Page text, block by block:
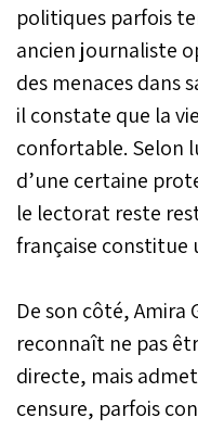
politiques parfois
ancien journaliste
des menaces dans
il constate que la
confortable. Selon
d’une certaine
le lectorat reste
française constitue
De son côté, Amira
reconnaît ne pas
directe, mais
censure, parfois